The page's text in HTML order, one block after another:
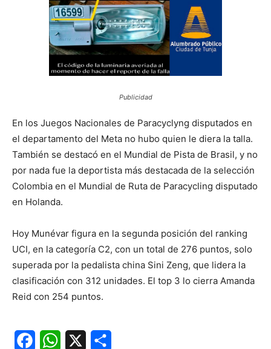
Publicidad
En los Juegos Nacionales de Paracyclyng disputados en
el departamento del Meta no hubo quien le diera la talla.
También se destacó en el Mundial de Pista de Brasil, y no
por nada fue la deportista más destacada de la selección
Colombia en el Mundial de Ruta de Paracycling disputado
en Holanda.
Hoy Munévar figura en la segunda posición del ranking
UCI, en la categoría C2, con un total de 276 puntos, solo
superada por la pedalista china Sini Zeng, que lidera la
clasificación con 312 unidades. El top 3 lo cierra Amanda
Reid con 254 puntos.
FacebookWhatsApp